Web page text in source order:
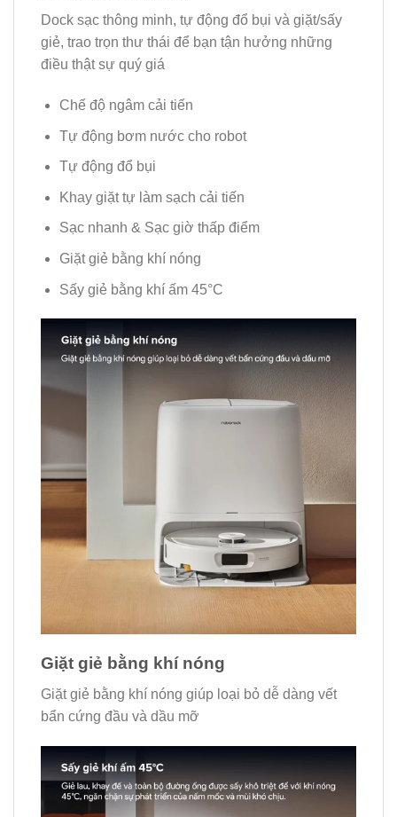
Dock sạc thông minh, tự động đổ bụi và giặt/sấy
giẻ, trao trọn thư thái để bạn tận hưởng những
điều thật sự quý giá
Chế độ ngâm cải tiến
Tự động bơm nước cho robot
Tự động đổ bụi
Khay giặt tự làm sạch cải tiến
Sạc nhanh & Sạc giờ thấp điểm
Giặt giẻ bằng khí nóng
Sấy giẻ bằng khí ấm 45°C
Giặt giẻ bằng khí nóng
Giặt giẻ bằng khí nóng giúp loại bỏ dễ dàng vết
bẩn cứng đầu và dầu mỡ